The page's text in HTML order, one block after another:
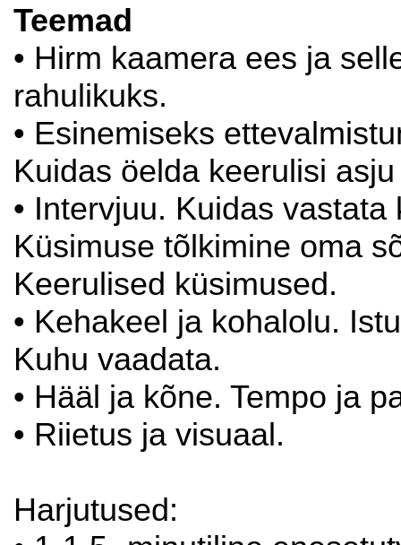
Teemad
• Hirm kaamera ees ja
rahulikuks.
• Esinemiseks
Kuidas öelda keerulisi
• Intervjuu. Kuidas
Küsimuse tõlkimine oma
Keerulised küsimused.
• Kehakeel ja kohalolu.
Kuhu vaadata.
• Hääl ja kõne. Tempo ja
• Riietus ja visuaal.
Harjutused: